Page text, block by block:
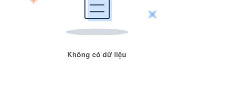
Không có dữ liệu